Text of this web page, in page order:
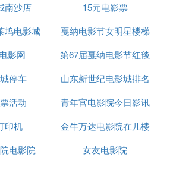
动艺时光网络科技有限公司推出的
百万影视和明星资料库搜索！
好？
件，目前大部分乘客在网上购买
个旅行平台一直以来都受到了很
去购买火车票。并且同程还有推
用性很强的一款软件。当乘客进
南沙店 15元电影票
坞电影城
戛纳电影节女明星楼梯
摔倒
影网 第67届戛纳电影节红毯
停车
山东新世纪电影城排名
活动
青年宫电影院今日影讯
印机
金牛万达电影院在几楼
电影院
女友电影院